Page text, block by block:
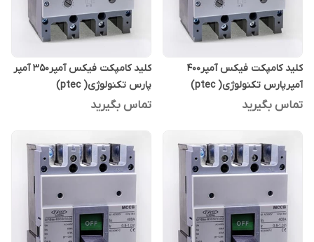
کلید کامپکت فیکس آمپر400
آمپرپارس تکنولوژی( ptec)
تماس بگیرید
کلید کامپکت فیکس آمپر350 آمپر
پارس تکنولوژی( ptec)
تماس بگیرید